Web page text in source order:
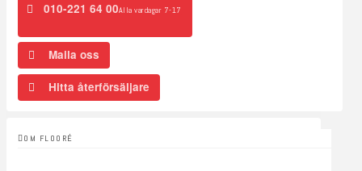
010-221 64 00Alla vardagar 7-17
Maila oss
Hitta återförsäljare
OM FLOORÉ